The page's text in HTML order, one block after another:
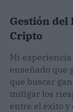
Gestión del
Cripto
Mi
enseñado que
que buscar
mitigar los
entre el éxito y